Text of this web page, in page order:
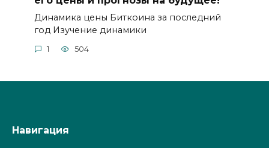
Динамика цены Биткоина за послeдний
год Изучение динамики
1 504
Навигация